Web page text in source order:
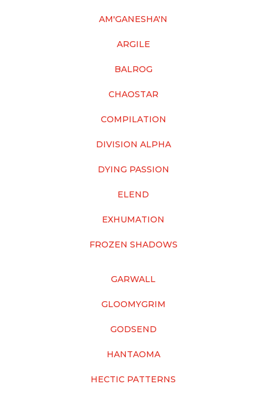
AM'GANESHA'N
ARGILE
BALROG
CHAOSTAR
COMPILATION
DIVISION ALPHA
DYING PASSION
ELEND
EXHUMATION
FROZEN SHADOWS
GARWALL
GLOOMYGRIM
GODSEND
HANTAOMA
HECTIC PATTERNS